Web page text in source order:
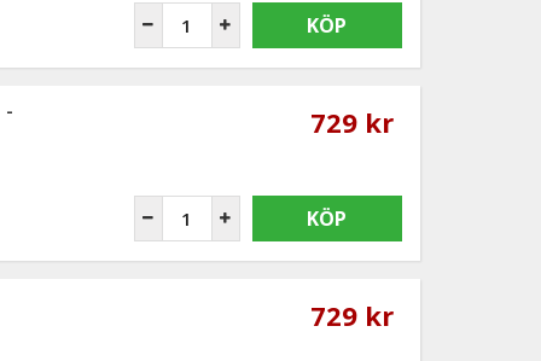
KÖP
- 729 kr
KÖP
729 kr